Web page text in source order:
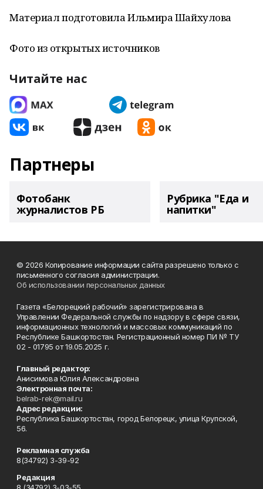
Материал подготовила Ильмира Шайхулова
Фото из открытых источников
Читайте нас
Партнеры
Фотобанк
журналистов РБ
Рубрика "Еда и
напитки"
© 2026 Копирование информации сайта разрешено только с
письменного согласия администрации.
Об использовании персональных данных
Газета «Белорецкий рабочий» зарегистрирована в
Управлении Федеральной службы по надзору в сфере связи,
информационных технологий и массовых коммуникаций по
Республике Башкортостан. Регистрационный номер ПИ № ТУ
02 - 01795 от 19.05.2025 г.
Главный редактор:
Анисимова Юлия Александровна
Электронная почта:
belrab-rek@mail.ru
Адрес редакции:
Республика Башкортостан, город Белорецк, улица Крупской,
56.
Рекламная служба
8(34792) 3-39-92
Редакция